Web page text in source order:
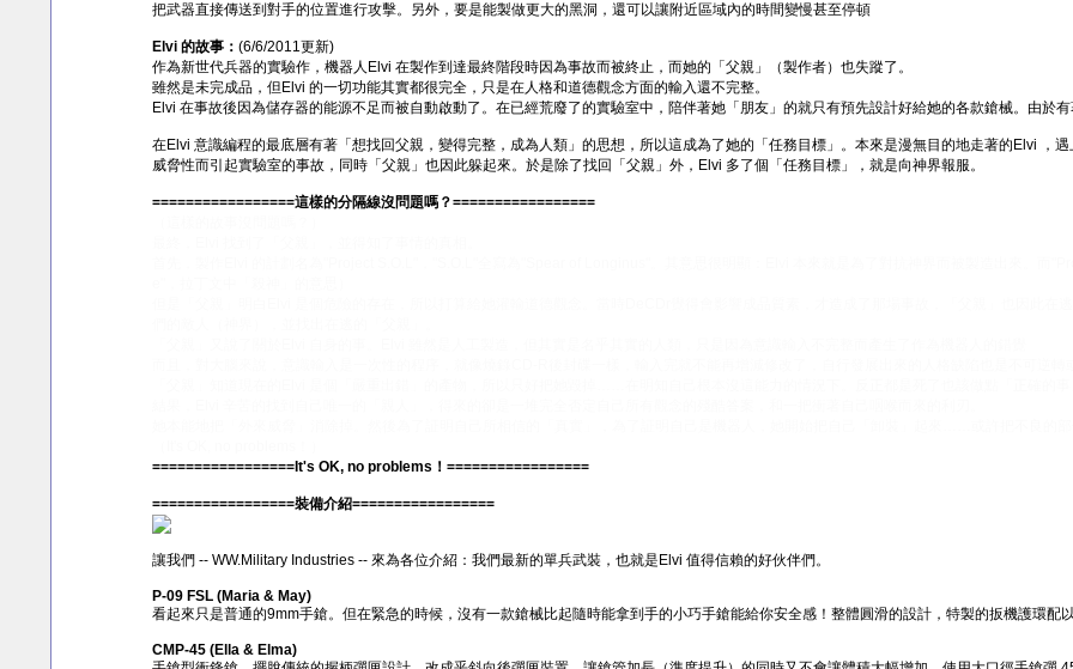
把武器直接傳送到對手的位置進行攻擊。另外，要是能製做更大的黑洞，還可以讓附近區域內的時間變慢甚至停頓
Elvi 的故事： (6/6/2011更新)
作為新世代兵器的實驗作，機器人Elvi 在製作到達最終階段時因為事故而被終止，而她的「父親」（製作者）也失蹤了。
雖然是未完成品，但Elvi 的一切功能其實都很完全，只是在人格和道德觀念方面的輸入還不完整。
Elvi 在事故後因為儲存器的能源不足而被自動啟動了。在已經荒廢了的實驗室中，陪伴著她「朋友」的就只有預先設計好給她的各款鎗械。由於
在Elvi 意識編程的最底層有著「想找回父親，變得完整，成為人類」的思想，所以這成為了她的「任務目標」。本來是漫無目的地走著的Elvi ，
威脅性而引起實驗室的事故，同時「父親」也因此躲起來。於是除了找回「父親」外，Elvi 多了個「任務目標」，就是向神界報服。
=================這樣的分隔線沒問題嗎？=================
=================It's OK, no problems！=================
=================裝備介紹=================
讓我們 -- WW.Military Industries -- 來為各位介紹：我們最新的單兵武裝，也就是Elvi 值得信賴的好伙伴們。
P-09 FSL (Maria & May)
看起來只是普通的9mm手鎗。但在緊急的時候，沒有一款鎗械比起隨時能拿到手的小巧手鎗能給你安全感！整體圓滑的設計，特製的扳機護環配
CMP-45 (Ella & Elma)